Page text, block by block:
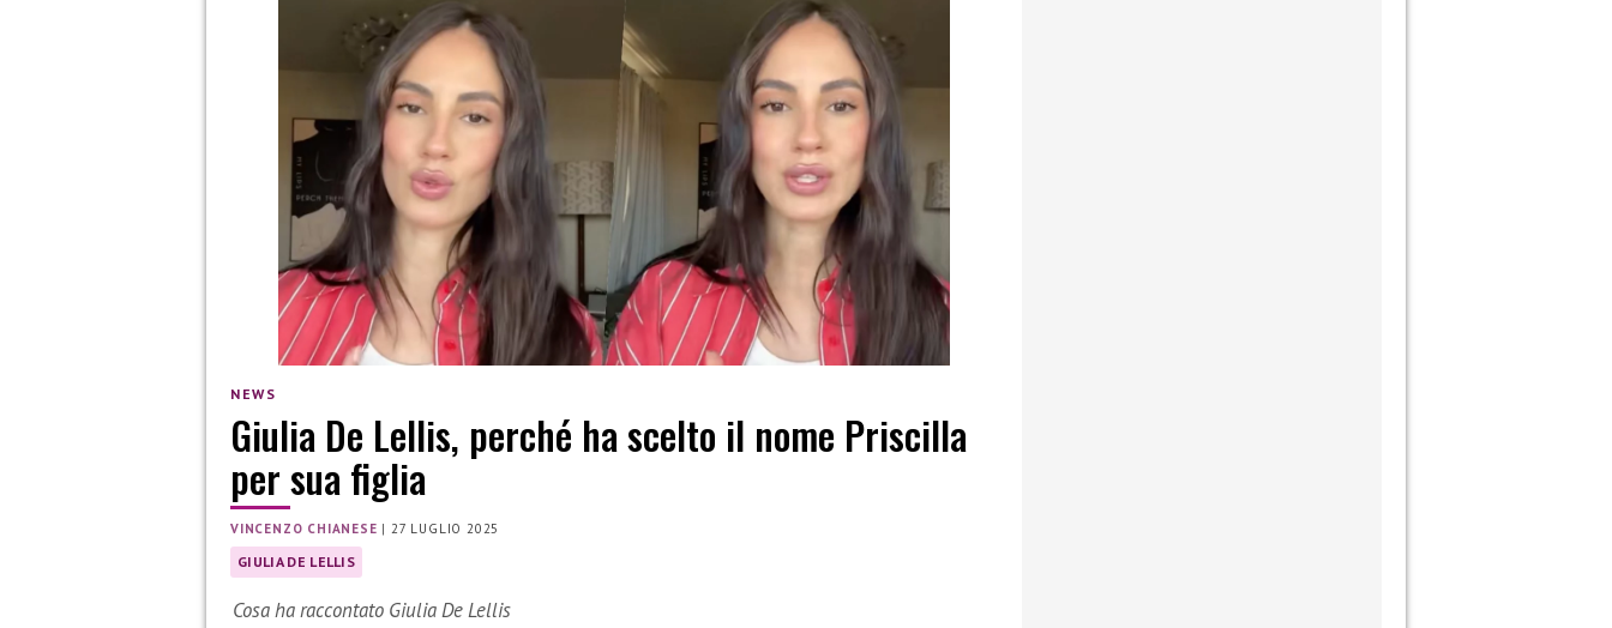
NEWS
Giulia De Lellis, perché ha scelto il nome Priscilla
per sua figlia
VINCENZO CHIANESE |27 LUGLIO 2025
GIULIA DE LELLIS
Cosa ha raccontato Giulia De Lellis